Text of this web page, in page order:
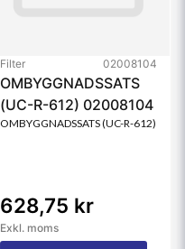
Filter 02008104
OMBYGGNADSSATS
(UC-R-612) 02008104
OMBYGGNADSSATS (UC-R-612)
628,75 kr
Exkl. moms